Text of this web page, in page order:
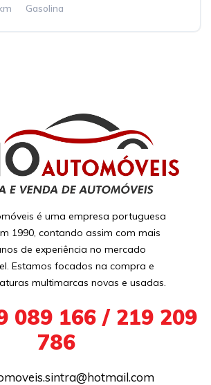
Gasolina
é uma empresa portuguesa
1990, contando assim com mais
de experiência no mercado
Estamos focados na compra e
multimarcas novas e usadas.
089 166 / 219 209
786